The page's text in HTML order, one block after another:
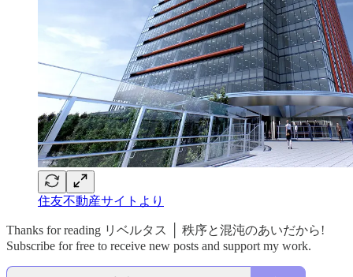
住友不動産サイトより
Thanks for reading リベルタス │ 秩序と混沌のあいだから!
Subscribe for free to receive new posts and support my work.